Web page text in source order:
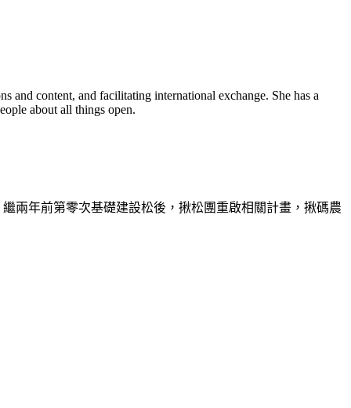
and content, and facilitating international exchange. She has a
about all things open.
兩年前第零次基礎建設松後，揪松團重啟相關計畫， 揪碼農